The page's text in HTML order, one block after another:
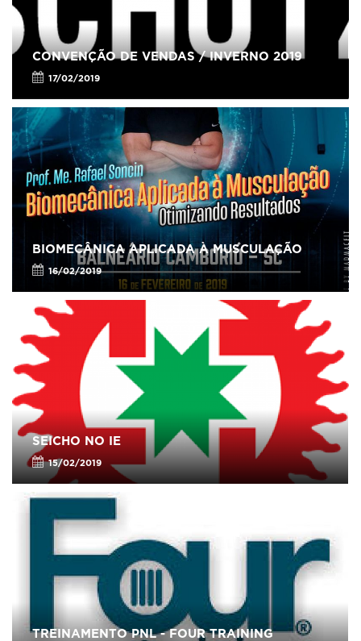
CONVENÇÃO DE VENDAS / INVERNO 2019
17/02/2019
BIOMECÂNICA APLICADA À MUSCULAÇÃO
16/02/2019
SEICHO NO IE
15/02/2019
TREINAMENTO PNL - FOUR TRAINING